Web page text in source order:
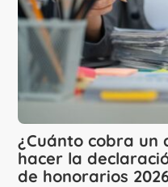
¿Cuánto cobra un
hacer la
de honorarios